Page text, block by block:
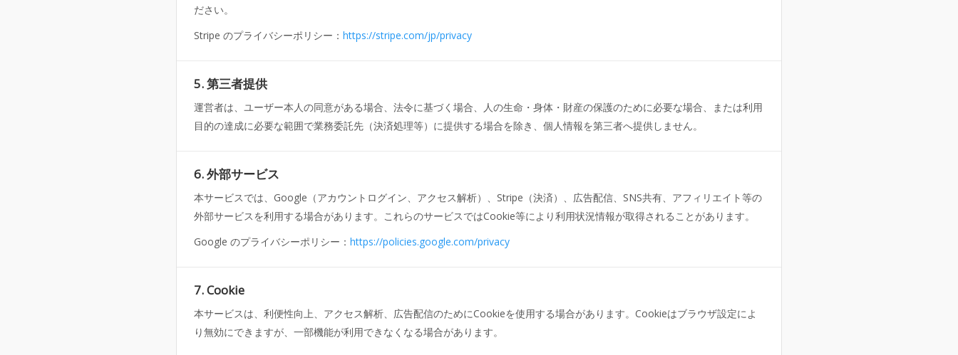
ださい。
Stripe のプライバシーポリシー： https://stripe.com/jp/privacy
5. 第三者提供
運営者は、ユーザー本人の同意がある場合、法令に基づく場合、人の生命・身体・財産の保護のために必要な場合、または利用
目的の達成に必要な範囲で業務委託先（決済処理等）に提供する場合を除き、個人情報を第三者へ提供しません。
6. 外部サービス
本サービスでは、Google（アカウントログイン、アクセス解析）、Stripe（決済）、広告配信、SNS共有、アフィリエイト等の
外部サービスを利用する場合があります。これらのサービスではCookie等により利用状況情報が取得されることがあります。
Google のプライバシーポリシー： https://policies.google.com/privacy
7. Cookie
本サービスは、利便性向上、アクセス解析、広告配信のためにCookieを使用する場合があります。Cookieはブラウザ設定によ
り無効にできますが、一部機能が利用できなくなる場合があります。